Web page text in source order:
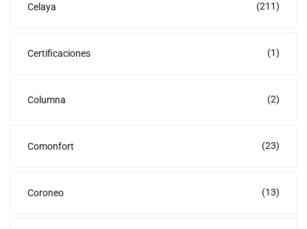
Celaya (211)
Certificaciones (1)
Columna (2)
Comonfort (23)
Coroneo (13)